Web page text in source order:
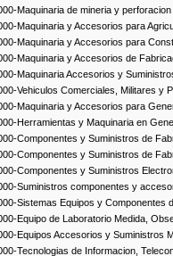
Maquinaria de mineria y
Maquinaria y Accesorios para
Maquinaria y Accesorios para
Maquinaria y Accesorios de
Maquinaria Accesorios y
Vehiculos Comerciales, Militares y
Maquinaria y Accesorios para
Herramientas y Maquinaria en
Componentes y Suministros de
Componentes y Suministros de
Componentes y Suministros
Suministros componentes y
Sistemas Equipos y Componentes
Equipo de Laboratorio Medida,
Equipos Accesorios y Suministros
Tecnologias de Informacion,